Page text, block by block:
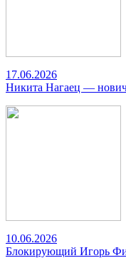
17.06.2026
Никита Нагаец —
10.06.2026
Блокирующий Игорь